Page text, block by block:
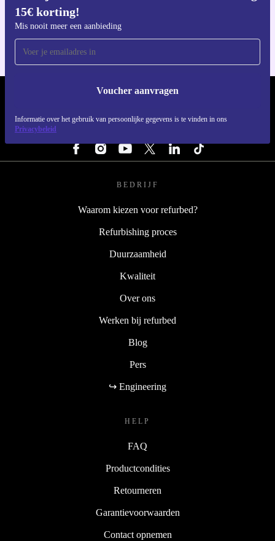
15€ korting!
Mis nooit meer een aanbieding
Voucher aanvragen
Informatie over het gebruik van persoonlijke gegevens is te vinden in ons
Privacybeleid
Download de refurbed app
BEDRIJF
Waarom kiezen voor refurbed?
Refurbishing proces
Duurzaamheid
Kwaliteit
Over ons
Werken bij refurbed
Blog
Pers
↪ Engineering
HELP
FAQ
Productcondities
Retourneren
Garantievoorwaarden
Contact opnemen